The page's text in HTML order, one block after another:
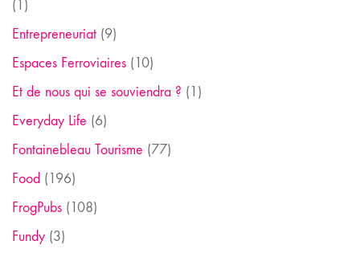
(1)
Entrepreneuriat (9)
Espaces Ferroviaires (10)
Et de nous qui se souviendra ? (1)
Everyday Life (6)
Fontainebleau Tourisme (77)
Food (196)
FrogPubs (108)
Fundy (3)